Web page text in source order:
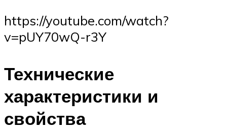
https://youtube.com/watch?
v=pUY70wQ-r3Y
Технические
характеристики и
свойства